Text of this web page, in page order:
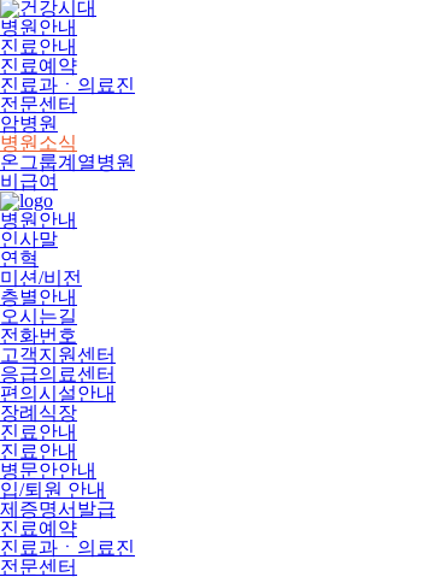
병원안내
진료안내
진료예약
진료과ㆍ의료진
전문센터
암병원
병원소식
온그룹계열병원
비급여
병원안내
인사말
연혁
미션/비전
층별안내
오시는길
전화번호
고객지원센터
응급의료센터
편의시설안내
장례식장
진료안내
진료안내
병문안안내
입/퇴원 안내
제증명서발급
진료예약
진료과ㆍ의료진
전문센터